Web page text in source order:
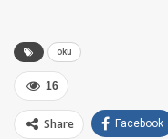
oku
16
Share Facebook